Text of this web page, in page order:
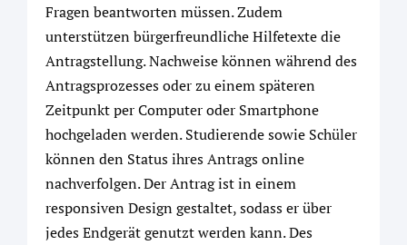
Fragen beantworten müssen. Zudem
unterstützen bürgerfreundliche Hilfetexte die
Antragstellung. Nachweise können während des
Antragsprozesses oder zu einem späteren
Zeitpunkt per Computer oder Smartphone
hochgeladen werden. Studierende sowie Schüler
können den Status ihres Antrags online
nachverfolgen. Der Antrag ist in einem
responsiven Design gestaltet, sodass er über
jedes Endgerät genutzt werden kann. Des